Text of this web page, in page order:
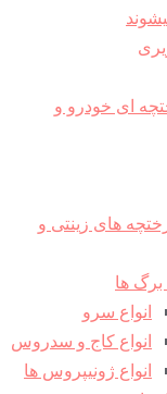
ای خودرو و
های زینتی و
ها
انواع سرو
انواع کاج و سدروس
انواع ژونیپروس ها